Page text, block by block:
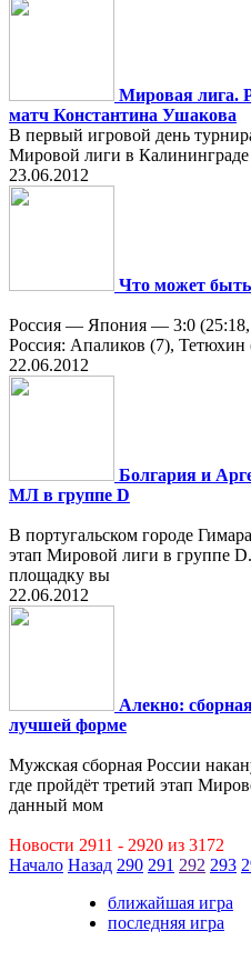
Мировая лига.
матч Константина Ушакова
В первый игровой день
Мировой лиги в Калининграде
23.06.2012
Что может
Россия — Япония — 3:0 (25:18,
Россия: Апаликов (7), Тетюхин
22.06.2012
Болгария и
МЛ в группе D
В португальском городе
этап Мировой лиги в группе
площадку вы
22.06.2012
Алекно:
лучшей форме
Мужская сборная России
где пройдёт третий этап
данный мом
Новости 2911 - 2920 из 3172
Начало Назад 290 291 292 293
ближайшая игра
последняя игра